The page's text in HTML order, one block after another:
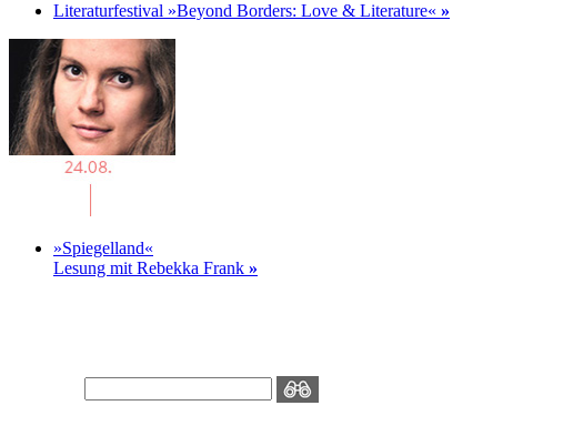
Literaturfestival »Beyond Borders: Love & Literature« »
»Spiegelland«
Lesung mit Rebekka Frank »